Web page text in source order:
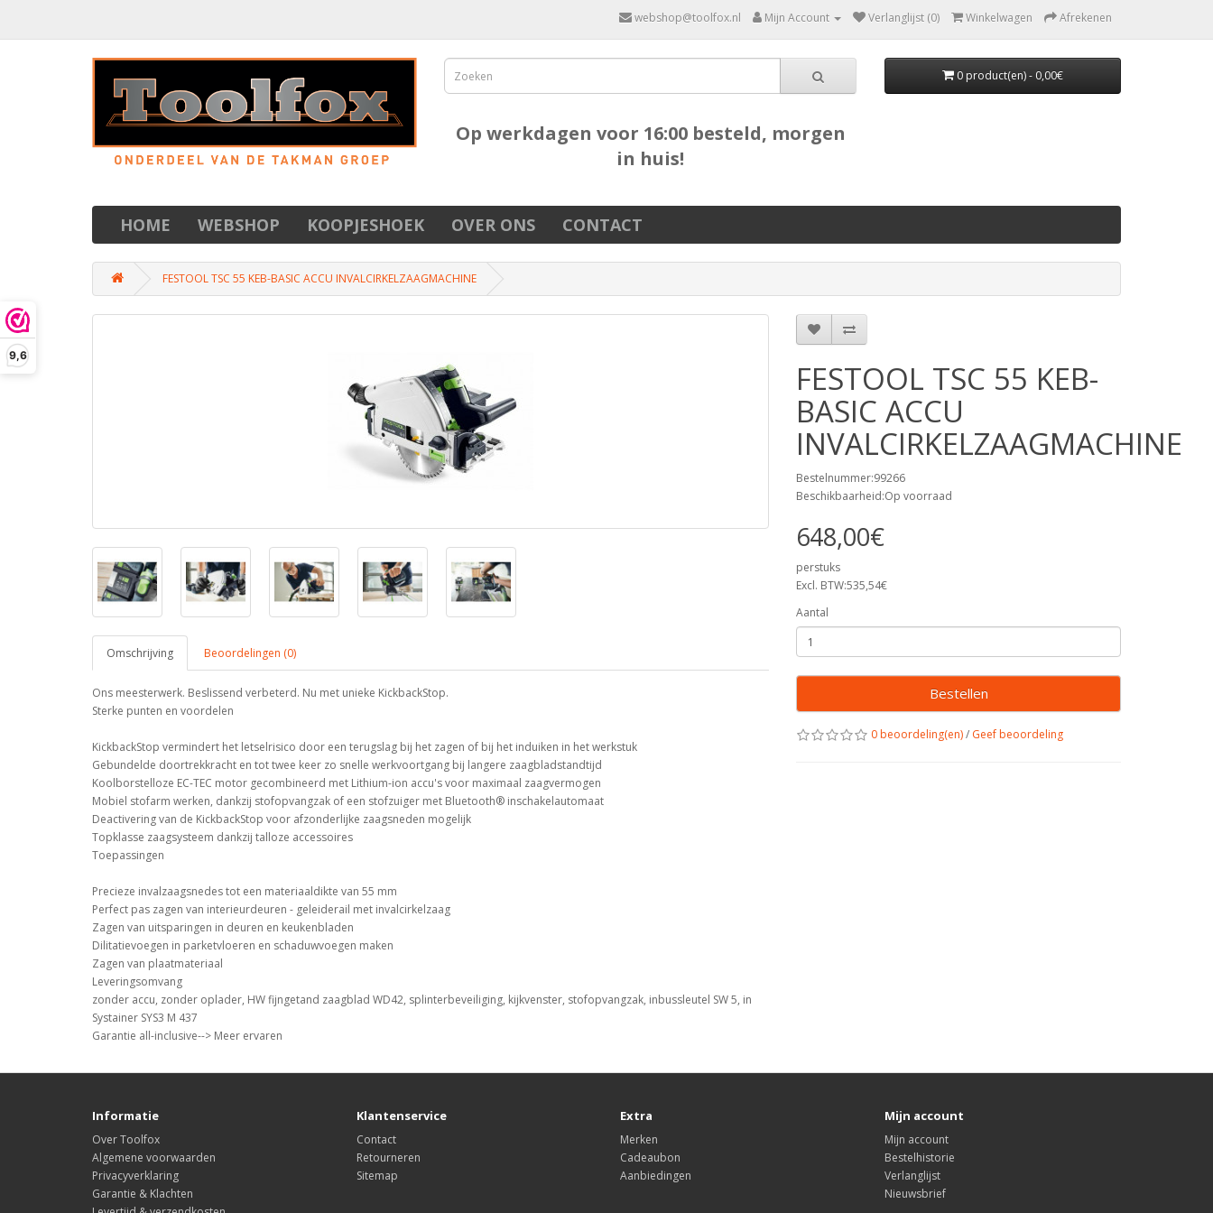
9,6
webshop@toolfox.nl Mijn Account Verlanglijst (0) Winkelwagen Afrekenen
Op werkdagen voor 16:00 besteld, morgen
in huis!
0 product(en) - 0,00€
HOME WEBSHOP KOOPJESHOEK OVER ONS CONTACT
FESTOOL TSC 55 KEB-BASIC ACCU INVALCIRKELZAAGMACHINE
Omschrijving Beoordelingen (0)
Ons meesterwerk. Beslissend verbeterd. Nu met unieke KickbackStop.
Sterke punten en voordelen
KickbackStop vermindert het letselrisico door een terugslag bij het zagen of bij het induiken in het werkstuk
Gebundelde doortrekkracht en tot twee keer zo snelle werkvoortgang bij langere zaagbladstandtijd
Koolborstelloze EC-TEC motor gecombineerd met Lithium-ion accu's voor maximaal zaagvermogen
Mobiel stofarm werken, dankzij stofopvangzak of een stofzuiger met Bluetooth® inschakelautomaat
Deactivering van de KickbackStop voor afzonderlijke zaagsneden mogelijk
Topklasse zaagsysteem dankzij talloze accessoires
Toepassingen
Precieze invalzaagsnedes tot een materiaaldikte van 55 mm
Perfect pas zagen van interieurdeuren - geleiderail met invalcirkelzaag
Zagen van uitsparingen in deuren en keukenbladen
Dilitatievoegen in parketvloeren en schaduwvoegen maken
Zagen van plaatmateriaal
Leveringsomvang
zonder accu, zonder oplader, HW fijngetand zaagblad WD42, splinterbeveiliging, kijkvenster, stofopvangzak, inbussleutel SW 5, in
Systainer SYS3 M 437
Garantie all-inclusive--> Meer ervaren
FESTOOL TSC 55 KEB-
BASIC ACCU
INVALCIRKELZAAGMACHINE
Bestelnummer:99266
Beschikbaarheid:Op voorraad
648,00€
perstuks
Excl. BTW:535,54€
Aantal
Bestellen
0 beoordeling(en)/ Geef beoordeling
Informatie
Over Toolfox
Algemene voorwaarden
Privacyverklaring
Garantie & Klachten
Klantenservice
Contact
Retourneren
Sitemap
Extra
Merken
Cadeaubon
Aanbiedingen
Mijn account
Mijn account
Bestelhistorie
Verlanglijst
Nieuwsbrief